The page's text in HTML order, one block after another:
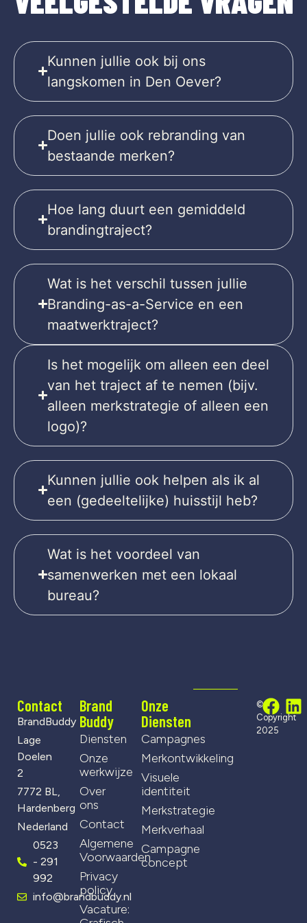
Kunnen jullie ook bij ons
langskomen in Den Oever?
Doen jullie ook rebranding van
bestaande merken?
Hoe lang duurt een gemiddeld
brandingtraject?
Wat is het verschil tussen jullie
Branding-as-a-Service en een
maatwerktraject?
Is het mogelijk om alleen een deel
van het traject af te nemen (bijv.
alleen merkstrategie of alleen een
logo)?
Kunnen jullie ook helpen als ik al
een (gedeeltelijke) huisstijl heb?
Wat is het voordeel van
samenwerken met een lokaal
bureau?
Contact
BrandBuddy
Lage
Doelen
2
7772 BL,
Hardenberg
Nederland
0523
- 291
992
info@brandbuddy.nl
Brand
Buddy
Diensten
Onze
werkwijze
Over
ons
Contact
Algemene
Voorwaarden
Privacy
policy
Vacature:
Onze
Diensten
Campagnes
Merkontwikkeling
Visuele
identiteit
Merkstrategie
Merkverhaal
Campagne
concept
©
Copyright
2025